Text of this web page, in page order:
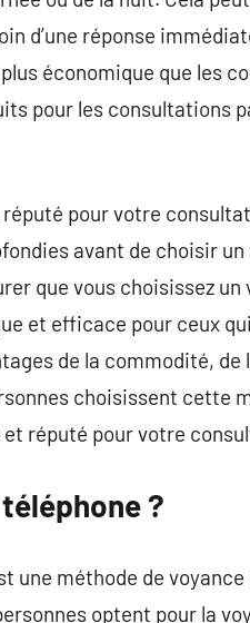
d’une réponse
économique que les
pour les consultations
pour votre
avant de choisir
que vous choisissez
et efficace pour ceux
de la commodité,
choisissent cette
réputé pour votre
?
une méthode de
optent pour la